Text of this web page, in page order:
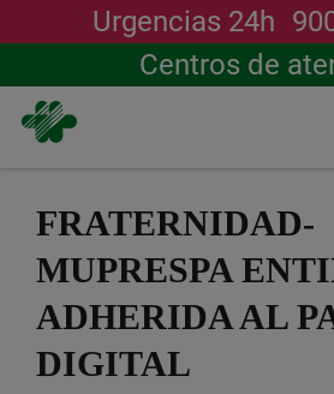
contenido
Urgencias 24h
Centros de
FRATERNIDAD-
MUPRESPA
ADHERIDA AL
DIGITAL